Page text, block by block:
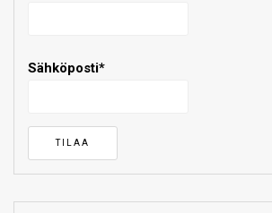
Sähköposti*